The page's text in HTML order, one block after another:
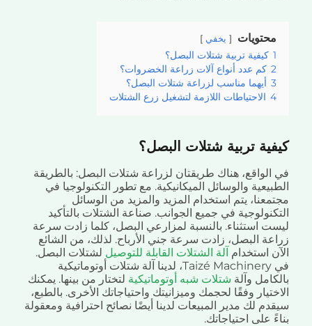
يخفي
كيفية تربية شتلات البصل؟
كم عدد أنواع آلات زراعة الخضروات؟
أيهما مناسب لزراعة شتلات البصل؟
الاحتياطات اللازمة لتشغيل زرع الشتلات
تربية شتلات البصل؟
هناك طريقتان لزراعة شتلات البصل: بالطريقة
والوسائل الميكانيكية. مع تطور التكنولوجيا في
يتم استخدام المزيد والمزيد من الوسائل
في جميع الجوانب. صناعة الشتلات بالتأكيد
استثناء. بالنسبة لمزارعي البصل، كلما زادت سرعة
البصل، زادت سرعة جني الأرباح. لذلك، من الشائع
استخدامآلة الشتلات القابلة للتوصيل لشتلات البصل.
في Taizé Machinery، لدينا آلة شتلات أوتوماتيكية
وآلةشتلات شبه أوتوماتيكيةلتختار من بينها. يمكنك
وفقًا لحجمك وميزانيتك واحتياجاتك الأخرى. بالطبع،
لك مدير المبيعات لدينا أيضًا نصائح احترافية ومعقولة
على احتياجاتك.